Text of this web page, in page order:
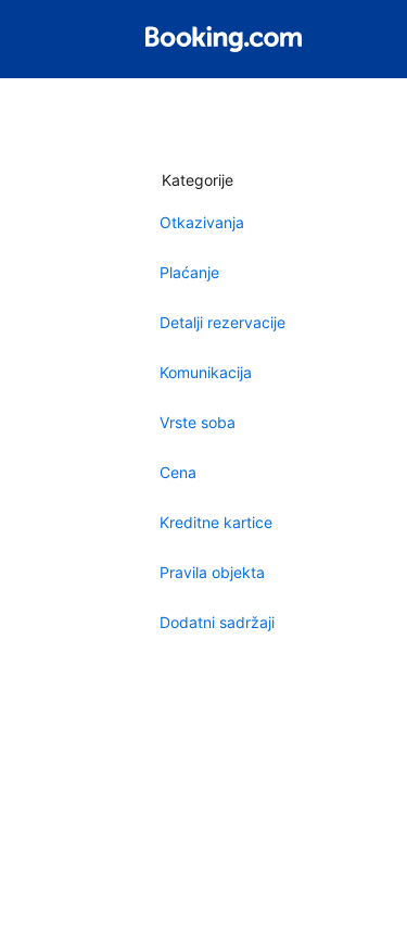
Kategorije
Otkazivanja
Plaćanje
Detalji rezervacije
Komunikacija
Vrste soba
Cena
Kreditne kartice
Pravila objekta
Dodatni sadržaji